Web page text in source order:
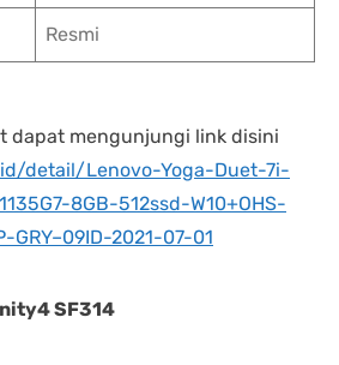
Resmi
dapat mengunjungi link disini
detail/Lenovo-Yoga-Duet-7i-
8GB-512ssd-W10+OHS-
GRY–09ID-2021-07-01
SF314